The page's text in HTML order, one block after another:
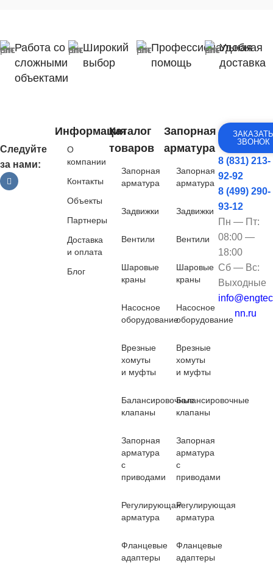
Работа со
сложными
объектами
Широкий
выбор
Профессиональная
помощь
Удобная
доставка
Следуйте
за нами:
Информация
О
компании
Контакты
Объекты
Партнеры
Доставка
и оплата
Блог
Каталог
товаров
Запорная
арматура
Задвижки
Вентили
Шаровые
краны
Насосное
оборудование
Врезные
хомуты
и муфты
Балансировочные
клапаны
Запорная
арматура
с
приводами
Регулирующая
арматура
Фланцевые
адаптеры
Запорная
арматура
Запорная
арматура
Задвижки
Вентили
Шаровые
краны
Насосное
оборудование
Врезные
хомуты
и муфты
Балансировочные
клапаны
Запорная
арматура
с
приводами
Регулирующая
арматура
Фланцевые
адаптеры
ЗВОНОК
8 (831) 213-
92-92
8 (499) 290-
93-12
Пн — Пт:
08:00 —
18:00
Сб — Вс:
Выходные
nn.ru